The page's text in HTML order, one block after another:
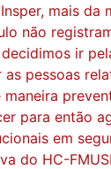
mais da
não
ir
pessoas
para então
em
do HC-